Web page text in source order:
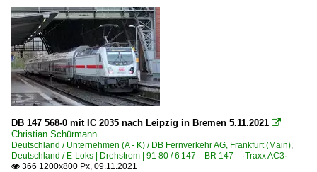
DB 147 568-0 mit IC 2035 nach Leipzig in Bremen 5.11.2021 
Christian Schürmann
Deutschland / Unternehmen (A - K) / DB Fernverkehr AG, Frankfurt (Main),
Deutschland / E-Loks | Drehstrom | 91 80 / 6 147 BR 147 ·Traxx AC3·
 366 1200x800 Px, 09.11.2021